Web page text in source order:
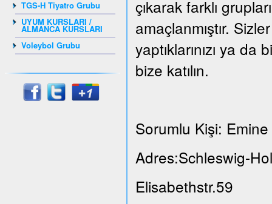
TGS-H Tiyatro Grubu
UYUM KURSLARI /
ALMANCA KURSLARI
Voleybol Grubu
çıkarak farklı
amaçlanmıştır.
yaptıklarınızı ya
bize katılın.
Sorumlu Kişi:
Adres:Schleswig-
Elisabethstr.59